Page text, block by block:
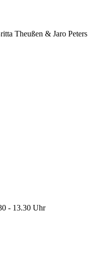
Theußen & Jaro Peters
- 13.30 Uhr